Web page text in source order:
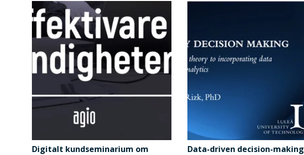
Digitalt kundseminarium om
Data-driven decision-making